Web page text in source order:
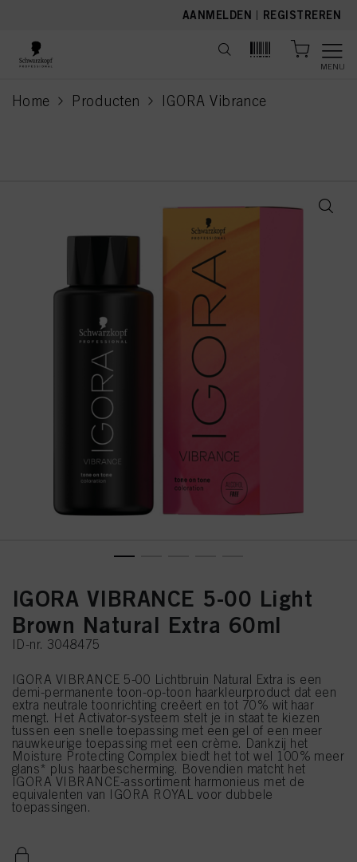
AANMELDEN | REGISTREREN
MENU
Home Producten IGORA Vibrance
current page
IGORA VIBRANCE 5-00 Light
Brown Natural Extra 60ml
ID-nr. 3048475
IGORA VIBRANCE 5-00 Lichtbruin Natural Extra is een
demi-permanente toon-op-toon haarkleurproduct dat een
extra neutrale toonrichting creëert en tot 70% wit haar
mengt. Het Activator-systeem stelt je in staat te kiezen
tussen een snelle toepassing met een gel of een meer
nauwkeurige toepassing met een crème. Dankzij het
Moisture Protecting Complex biedt het tot wel 100% meer
glans* plus haarbescherming. Bovendien matcht het
IGORA VIBRANCE-assortiment harmonieus met de
equivalenten van IGORA ROYAL voor dubbele
toepassingen.